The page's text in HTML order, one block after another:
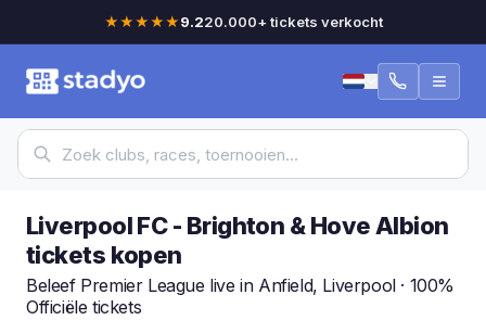
★★★★★9.220.000+ tickets verkocht
Liverpool FC - Brighton & Hove Albion
tickets kopen
Beleef Premier League live in Anfield, Liverpool · 100%
Officiële tickets